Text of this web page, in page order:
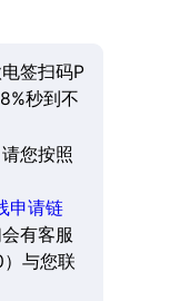
签扫码P
秒到不
您按照
申请链
有客服
与您联